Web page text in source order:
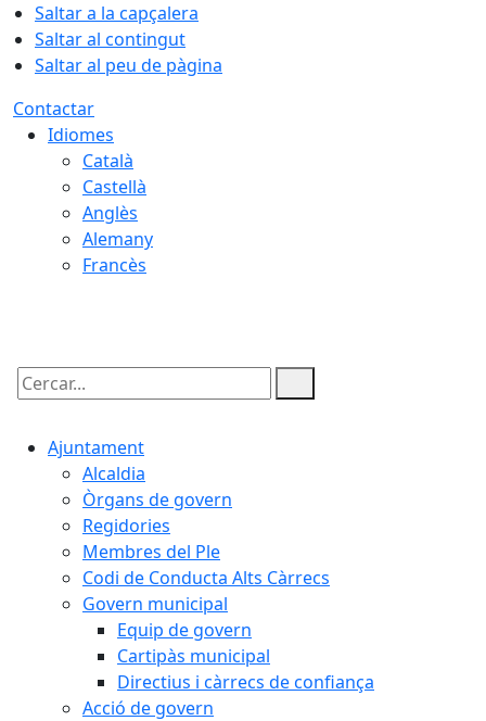
Saltar a la capçalera
Saltar al contingut
Saltar al peu de pàgina
Contactar
Idiomes
Català
Castellà
Anglès
Alemany
Francès
Cercar:
Ajuntament
Alcaldia
Òrgans de govern
Regidories
Membres del Ple
Codi de Conducta Alts Càrrecs
Govern municipal
Equip de govern
Cartipàs municipal
Directius i càrrecs de confiança
Acció de govern